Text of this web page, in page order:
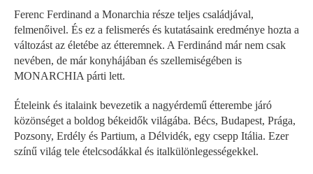
Ferenc Ferdinand a Monarchia része teljes családjával,
felmenőivel. És ez a felismerés és kutatásaink eredménye hozta a
változást az életébe az étteremnek. A Ferdinánd már nem csak
nevében, de már konyhájában és szellemiségében is
MONARCHIA párti lett.
Ételeink és italaink bevezetik a nagyérdemű étterembe járó
közönséget a boldog békeidők világába. Bécs, Budapest, Prága,
Pozsony, Erdély és Partium, a Délvidék, egy csepp Itália. Ezer
színű világ tele ételcsodákkal és italkülönlegességekkel.